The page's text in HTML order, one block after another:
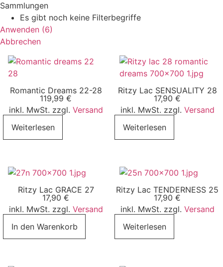
Sammlungen
Es gibt noch keine Filterbegriffe
Anwenden (6)
Abbrechen
Romantic Dreams 22-28
119,99 €
inkl. MwSt. zzgl. Versand
Weiterlesen
Ritzy Lac SENSUALITY 28
17,90 €
inkl. MwSt. zzgl. Versand
Weiterlesen
Ritzy Lac GRACE 27
17,90 €
inkl. MwSt. zzgl. Versand
In den Warenkorb
Ritzy Lac TENDERNESS 25
17,90 €
inkl. MwSt. zzgl. Versand
Weiterlesen